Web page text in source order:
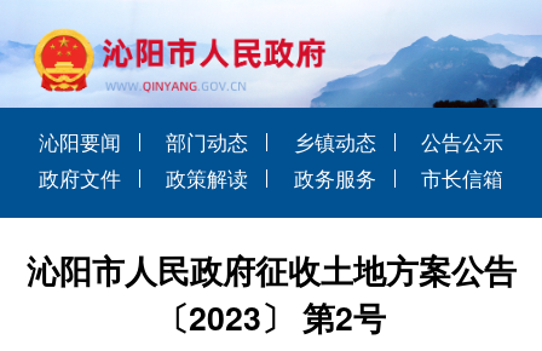
沁阳要闻 部门动态 乡镇动态
公告公示
政府文件
政策解读 政务服务 市长信箱
沁阳市人民政府征收土地方案公告
〔2023〕 第2号